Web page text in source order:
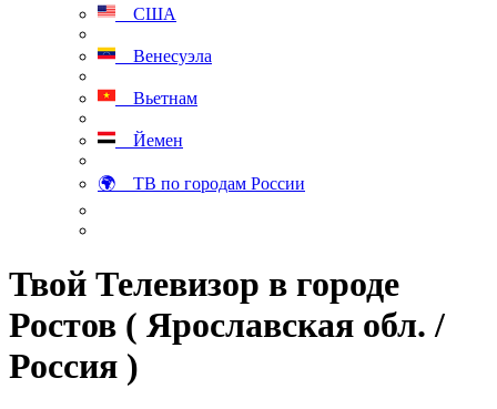
США
Венесуэла
Вьетнам
Йемен
🌍 ТВ по городам России
Твой Телевизор в городе
Ростов ( Ярославская обл. /
Россия )